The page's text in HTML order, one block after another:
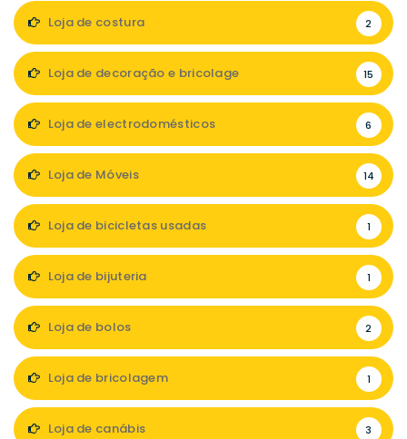
Loja de costura 2
Loja de decoração e bricolage 15
Loja de electrodomésticos 6
Loja de Móveis 14
Loja de bicicletas usadas 1
Loja de bijuteria 1
Loja de bolos 2
Loja de bricolagem 1
Loja de canábis 3